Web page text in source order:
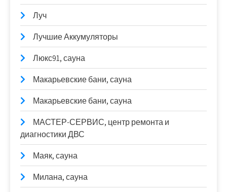
Луч
Лучшие Аккумуляторы
Люкс91, сауна
Макарьевские бани, сауна
Макарьевские бани, сауна
МАСТЕР-СЕРВИС, центр ремонта и
диагностики ДВС
Маяк, сауна
Милана, сауна